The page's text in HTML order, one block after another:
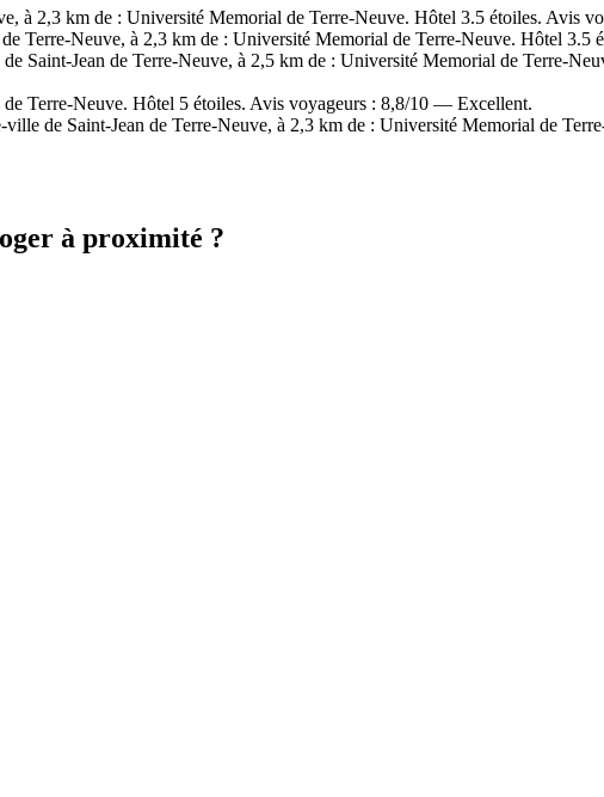
à 2,3 km de : Université Memorial de Terre-Neuve. Hôtel 3.5 étoiles. Avis
Terre-Neuve, à 2,3 km de : Université Memorial de Terre-Neuve. Hôtel
Saint-Jean de Terre-Neuve, à 2,5 km de : Université Memorial de Terre-
Terre-Neuve. Hôtel 5 étoiles. Avis voyageurs : 8,8/10 — Excellent.
de Saint-Jean de Terre-Neuve, à 2,3 km de : Université Memorial de
à proximité ?